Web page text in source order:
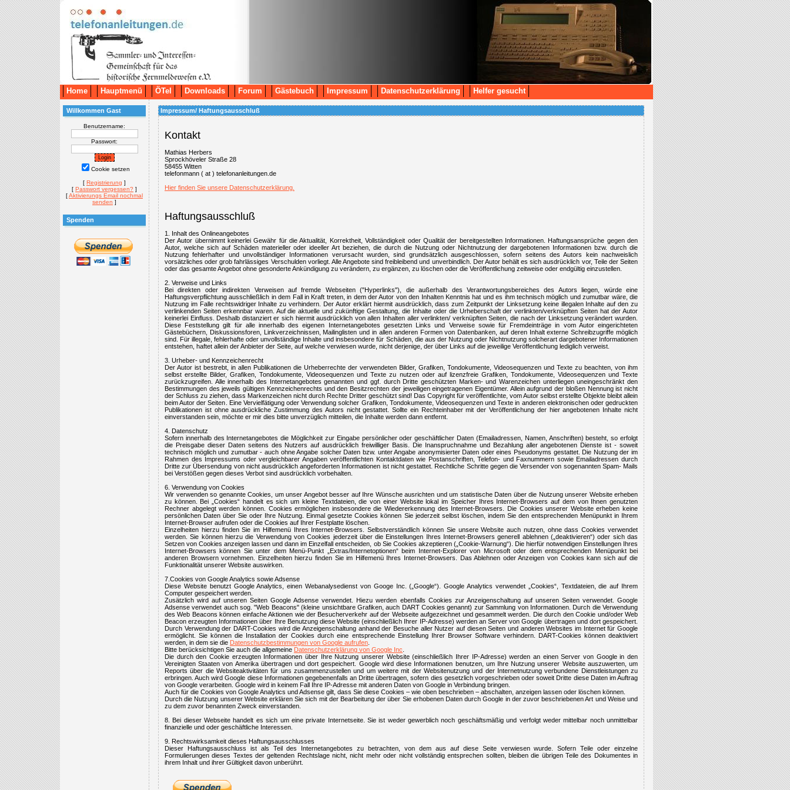
Home Hauptmenü ÖTel Downloads Forum Gästebuch Impressum Datenschutzerklärung Helfer gesucht
Willkommen Gast
Benutzername:
Passwort:
Cookie setzen
[ Registrierung ]
[ Passwort vergessen? ]
[Aktivierungs Email nochmal
senden ]
Spenden
Impressum/ Haftungsausschluß
Kontakt
Mathias Herbers
Sprockhöveler Straße 28
58455 Witten
telefonmann ( at ) telefonanleitungen.de
Hier finden Sie unsere Datenschutzerklärung.
Haftungsausschluß
1. Inhalt des Onlineangebotes
Der Autor übernimmt keinerlei Gewähr für die Aktualität, Korrektheit, Vollständigkeit oder Qualität der bereitgestellten Informationen. Haftungsansprüche gegen den
Autor, welche sich auf Schäden materieller oder ideeller Art beziehen, die durch die Nutzung oder Nichtnutzung der dargebotenen Informationen bzw. durch die
Nutzung fehlerhafter und unvollständiger Informationen verursacht wurden, sind grundsätzlich ausgeschlossen, sofern seitens des Autors kein nachweislich
vorsätzliches oder grob fahrlässiges Verschulden vorliegt. Alle Angebote sind freibleibend und unverbindlich. Der Autor behält es sich ausdrücklich vor, Teile der Seiten
oder das gesamte Angebot ohne gesonderte Ankündigung zu verändern, zu ergänzen, zu löschen oder die Veröffentlichung zeitweise oder endgültig einzustellen.
2. Verweise und Links
Bei direkten oder indirekten Verweisen auf fremde Webseiten ("Hyperlinks"), die außerhalb des Verantwortungsbereiches des Autors liegen, würde eine
Haftungsverpflichtung ausschließlich in dem Fall in Kraft treten, in dem der Autor von den Inhalten Kenntnis hat und es ihm technisch möglich und zumutbar wäre, die
Nutzung im Falle rechtswidriger Inhalte zu verhindern. Der Autor erklärt hiermit ausdrücklich, dass zum Zeitpunkt der Linksetzung keine illegalen Inhalte auf den zu
verlinkenden Seiten erkennbar waren. Auf die aktuelle und zukünftige Gestaltung, die Inhalte oder die Urheberschaft der verlinkten/verknüpften Seiten hat der Autor
keinerlei Einfluss. Deshalb distanziert er sich hiermit ausdrücklich von allen Inhalten aller verlinkten/ verknüpften Seiten, die nach der Linksetzung verändert wurden.
Diese Feststellung gilt für alle innerhalb des eigenen Internetangebotes gesetzten Links und Verweise sowie für Fremdeinträge in vom Autor eingerichteten
Gästebüchern, Diskussionsforen, Linkverzeichnissen, Mailinglisten und in allen anderen Formen von Datenbanken, auf deren Inhalt externe Schreibzugriffe möglich
sind. Für illegale, fehlerhafte oder unvollständige Inhalte und insbesondere für Schäden, die aus der Nutzung oder Nichtnutzung solcherart dargebotener Informationen
entstehen, haftet allein der Anbieter der Seite, auf welche verwiesen wurde, nicht derjenige, der über Links auf die jeweilige Veröffentlichung lediglich verweist.
3. Urheber- und Kennzeichenrecht
Der Autor ist bestrebt, in allen Publikationen die Urheberrechte der verwendeten Bilder, Grafiken, Tondokumente, Videosequenzen und Texte zu beachten, von ihm
selbst erstellte Bilder, Grafiken, Tondokumente, Videosequenzen und Texte zu nutzen oder auf lizenzfreie Grafiken, Tondokumente, Videosequenzen und Texte
zurückzugreifen. Alle innerhalb des Internetangebotes genannten und ggf. durch Dritte geschützten Marken- und Warenzeichen unterliegen uneingeschränkt den
Bestimmungen des jeweils gültigen Kennzeichenrechts und den Besitzrechten der jeweiligen eingetragenen Eigentümer. Allein aufgrund der bloßen Nennung ist nicht
der Schluss zu ziehen, dass Markenzeichen nicht durch Rechte Dritter geschützt sind! Das Copyright für veröffentlichte, vom Autor selbst erstellte Objekte bleibt allein
beim Autor der Seiten. Eine Vervielfätigung oder Verwendung solcher Grafiken, Tondokumente, Videosequenzen und Texte in anderen elektronischen oder gedruckten
Publikationen ist ohne ausdrückliche Zustimmung des Autors nicht gestattet. Sollte ein Rechteinhaber mit der Veröffentlichung der hier angebotenen Inhalte nicht
einverstanden sein, möchte er mir dies bitte unverzüglich mitteilen, die Inhalte werden dann entfernt.
4. Datenschutz
Sofern innerhalb des Internetangebotes die Möglichkeit zur Eingabe persönlicher oder geschäftlicher Daten (Emailadressen, Namen, Anschriften) besteht, so erfolgt
die Preisgabe dieser Daten seitens des Nutzers auf ausdrücklich freiwilliger Basis. Die Inanspruchnahme und Bezahlung aller angebotenen Dienste ist - soweit
technisch möglich und zumutbar - auch ohne Angabe solcher Daten bzw. unter Angabe anonymisierter Daten oder eines Pseudonyms gestattet. Die Nutzung der im
Rahmen des Impressums oder vergleichbarer Angaben veröffentlichten Kontaktdaten wie Postanschriften, Telefon- und Faxnummern sowie Emailadressen durch
Dritte zur Übersendung von nicht ausdrücklich angeforderten Informationen ist nicht gestattet. Rechtliche Schritte gegen die Versender von sogenannten Spam- Mails
bei Verstößen gegen dieses Verbot sind ausdrücklich vorbehalten.
6. Verwendung von Cookies
Wir verwenden so genannte Cookies, um unser Angebot besser auf Ihre Wünsche ausrichten und um statistische Daten über die Nutzung unserer Website erheben
zu können. Bei „Cookies“ handelt es sich um kleine Textdateien, die von einer Website lokal im Speicher Ihres Internet-Browsers auf dem von Ihnen genutzten
Rechner abgelegt werden können. Cookies ermöglichen insbesondere die Wiedererkennung des Internet-Browsers. Die Cookies unserer Website erheben keine
persönlichen Daten über Sie oder Ihre Nutzung. Einmal gesetzte Cookies können Sie jederzeit selbst löschen, indem Sie den entsprechenden Menüpunkt in Ihrem
Internet-Browser aufrufen oder die Cookies auf Ihrer Festplatte löschen.
Einzelheiten hierzu finden Sie im Hilfemenü Ihres Internet-Browsers. Selbstverständlich können Sie unsere Website auch nutzen, ohne dass Cookies verwendet
werden. Sie können hierzu die Verwendung von Cookies jederzeit über die Einstellungen Ihres Internet-Browsers generell ablehnen („deaktivieren“) oder sich das
Setzen von Cookies anzeigen lassen und dann im Einzelfall entscheiden, ob Sie Cookies akzeptieren („Cookie-Warnung“). Die hierfür notwendigen Einstellungen Ihres
Internet-Browsers können Sie unter dem Menü-Punkt „Extras/Internetoptionen“ beim Internet-Explorer von Microsoft oder dem entsprechenden Menüpunkt bei
anderen Browsern vornehmen. Einzelheiten hierzu finden Sie im Hilfemenü Ihres Internet-Browsers. Das Ablehnen oder Anzeigen von Cookies kann sich auf die
Funktionalität unserer Website auswirken.
7.Cookies von Google Analytics sowie Adsense
Diese Website benutzt Google Analytics, einen Webanalysedienst von Googe Inc. („Google“). Google Analytics verwendet „Cookies“, Textdateien, die auf Ihrem
Computer gespeichert werden.
Zusätzlich wird auf unseren Seiten Google Adsense verwendet. Hiezu werden ebenfalls Cookies zur Anzeigenschaltung auf unseren Seiten verwendet. Google
Adsense verwendet auch sog. "Web Beacons" (kleine unsichtbare Grafiken, auch DART Cookies genannt) zur Sammlung von Informationen. Durch die Verwendung
des Web Beacons können einfache Aktionen wie der Besucherverkehr auf der Webseite aufgezeichnet und gesammelt werden. Die durch den Cookie und/oder Web
Beacon erzeugten Informationen über Ihre Benutzung diese Website (einschließlich Ihrer IP-Adresse) werden an Server von Google übertragen und dort gespeichert.
Durch Verwendung der DART-Cookies wird die Anzeigenschaltung anhand der Besuche aller Nutzer auf diesen Seiten und anderen Websites im Internet für Google
ermöglicht. Sie können die Installation der Cookies durch eine entsprechende Einstellung Ihrer Browser Software verhindern. DART-Cookies können deaktiviert
werden, in dem sie die Datenschutzbestimmungen von Google aufrufen
Bitte berücksichtigen Sie auch die allgemeine Datenschutzerklärung von Google Inc
Die durch den Cookie erzeugten Informationen über Ihre Nutzung unserer Website (einschließlich Ihrer IP-Adresse) werden an einen Server von Google in den
Vereinigten Staaten von Amerika übertragen und dort gespeichert. Google wird diese Informationen benutzen, um Ihre Nutzung unserer Website auszuwerten, um
Reports über die Websiteaktivitäten für uns zusammenzustellen und um weitere mit der Websitenutzung und der Internetnutzung verbundene Dienstleistungen zu
erbringen. Auch wird Google diese Informationen gegebenenfalls an Dritte übertragen, sofern dies gesetzlich vorgeschrieben oder soweit Dritte diese Daten im Auftrag
von Google verarbeiten. Google wird in keinem Fall Ihre IP-Adresse mit anderen Daten von Google in Verbindung bringen.
Auch für die Cookies von Google Analytics und Adsense gilt, dass Sie diese Cookies – wie oben beschrieben – abschalten, anzeigen lassen oder löschen können.
Durch die Nutzung unserer Website erklären Sie sich mit der Bearbeitung der über Sie erhobenen Daten durch Google in der zuvor beschriebenen Art und Weise und
zu dem zuvor benannten Zweck einverstanden.
8. Bei dieser Webseite handelt es sich um eine private Internetseite. Sie ist weder gewerblich noch geschäftsmäßig und verfolgt weder mittelbar noch unmittelbar
finanzielle und oder geschäftliche Interessen.
9. Rechtswirksamkeit dieses Haftungsausschlusses
Dieser Haftungsausschluss ist als Teil des Internetangebotes zu betrachten, von dem aus auf diese Seite verwiesen wurde. Sofern Teile oder einzelne
Formulierungen dieses Textes der geltenden Rechtslage nicht, nicht mehr oder nicht vollständig entsprechen sollten, bleiben die übrigen Teile des Dokumentes in
ihrem Inhalt und ihrer Gültigkeit davon unberührt.